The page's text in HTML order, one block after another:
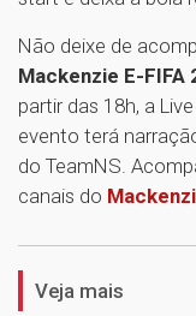
Não deixe de
Mackenzie E-FIFA
partir das 18h, a
evento terá
do TeamNS.
canais do
Veja mais